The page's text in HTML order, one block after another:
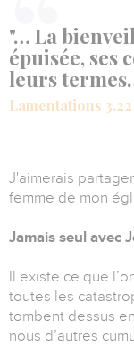
"… La
épuisée, ses
leurs
Lamentations 3.22
J'aimerais
femme de mon
Jamais seul avec
Il existe ce que
toutes les
tombent dessus
nous d’autres